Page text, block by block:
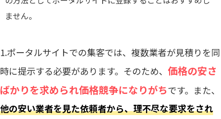
ません。
1.ポータルサイトでの集客では、複数業者が見積りを同
時に提示する必要があります。そのため、 価格の安さ
ばかりを求められ価格競争になりがちです。また、
他の安い業者を見た依頼者から、理不尽な要求をされ